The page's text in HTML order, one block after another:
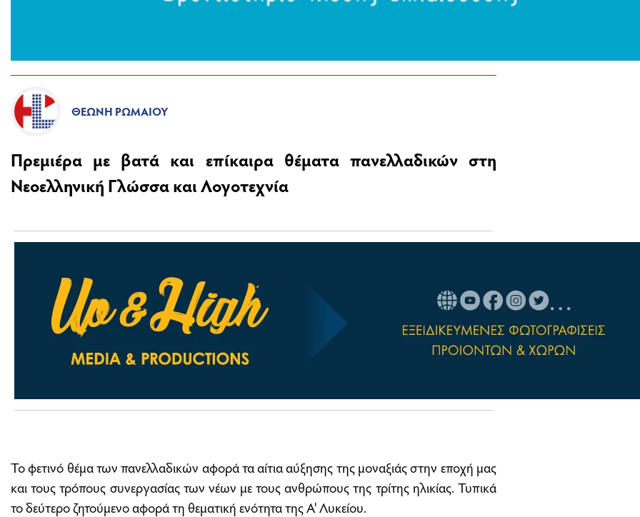
ΘΕΏΝΗ ΡΩΜΑΊΟΥ
Πρεμιέρα με βατά και επίκαιρα θέματα πανελλαδικών στη
Νεοελληνική Γλώσσα και Λογοτεχνία
Το φετινό θέμα των πανελλαδικών αφορά τα αίτια αύξησης της μοναξιάς στην εποχή μας
και τους τρόπους συνεργασίας των νέων με τους ανθρώπους της τρίτης ηλικίας. Τυπικά
το δεύτερο ζητούμενο αφορά τη θεματική ενότητα της Α' Λυκείου.